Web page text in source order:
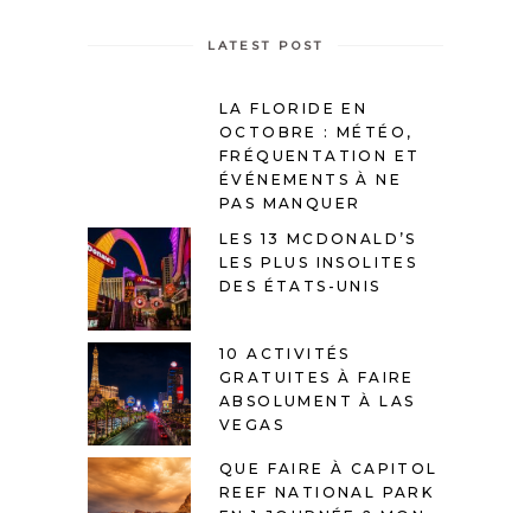
LATEST POST
LA FLORIDE EN
OCTOBRE : MÉTÉO,
FRÉQUENTATION ET
ÉVÉNEMENTS À NE
PAS MANQUER
LES 13 MCDONALD’S
LES PLUS INSOLITES
DES ÉTATS-UNIS
10 ACTIVITÉS
GRATUITES À FAIRE
ABSOLUMENT À LAS
VEGAS
QUE FAIRE À CAPITOL
REEF NATIONAL PARK